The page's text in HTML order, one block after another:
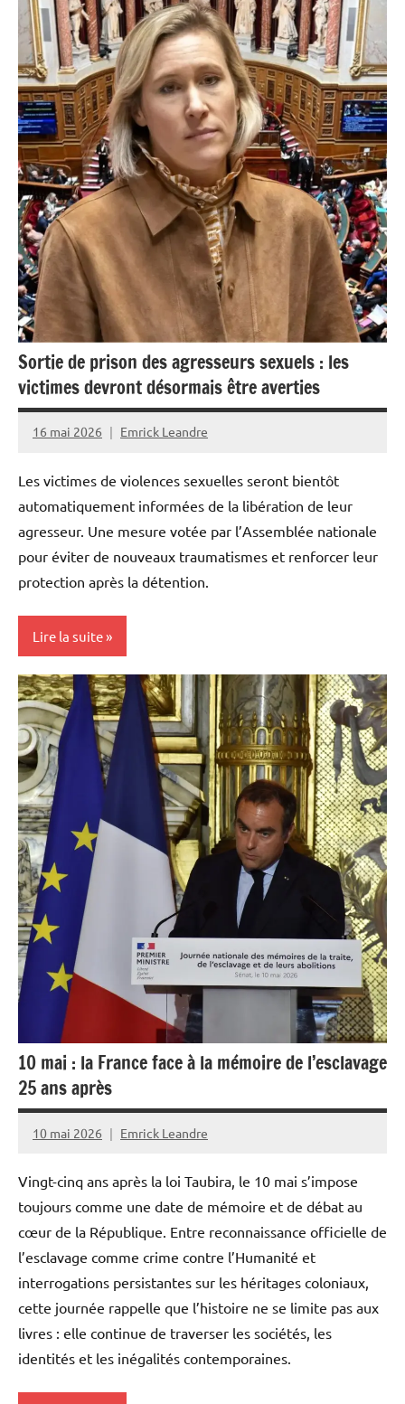
Guyane
Blog
France
Guadeloupe
Guyane
Histoire
La
Réunion
Martinique
Outremer
Société
Sortie de prison des agresseurs sexuels : les
victimes devront désormais être averties
16 mai 2026 Emrick Leandre
Les victimes de violences sexuelles seront bientôt
automatiquement informées de la libération de leur
agresseur. Une mesure votée par l’Assemblée nationale
pour éviter de nouveaux traumatismes et renforcer leur
protection après la détention.
Lire la suite
Antilles-
Guyane
Blog
France
Guadeloupe
Guyane
La
Réunion
Outremer
Politique
Société
10 mai : la France face à la mémoire de l’esclavage
25 ans après
10 mai 2026 Emrick Leandre
Vingt-cinq ans après la loi Taubira, le 10 mai s’impose
toujours comme une date de mémoire et de débat au
cœur de la République. Entre reconnaissance officielle de
l’esclavage comme crime contre l’Humanité et
interrogations persistantes sur les héritages coloniaux,
cette journée rappelle que l’histoire ne se limite pas aux
livres : elle continue de traverser les sociétés, les
identités et les inégalités contemporaines.